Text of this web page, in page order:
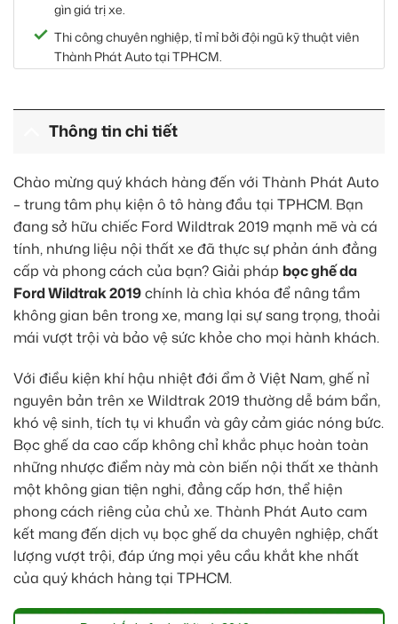
gìn giá trị xe.
Thi công chuyên nghiệp, tỉ mỉ bởi đội ngũ kỹ thuật viên
Thành Phát Auto tại TPHCM.
Thông tin chi tiết
Chào mừng quý khách hàng đến với Thành Phát Auto
– trung tâm phụ kiện ô tô hàng đầu tại TPHCM. Bạn
đang sở hữu chiếc Ford Wildtrak 2019 mạnh mẽ và cá
tính, nhưng liệu nội thất xe đã thực sự phản ánh đẳng
cấp và phong cách của bạn? Giải pháp bọc ghế da
Ford Wildtrak 2019chính là chìa khóa để nâng tầm
không gian bên trong xe, mang lại sự sang trọng, thoải
mái vượt trội và bảo vệ sức khỏe cho mọi hành khách.
Với điều kiện khí hậu nhiệt đới ẩm ở Việt Nam, ghế nỉ
nguyên bản trên xe Wildtrak 2019 thường dễ bám bẩn,
khó vệ sinh, tích tụ vi khuẩn và gây cảm giác nóng bức.
Bọc ghế da cao cấp không chỉ khắc phục hoàn toàn
những nhược điểm này mà còn biến nội thất xe thành
một không gian tiện nghi, đẳng cấp hơn, thể hiện
phong cách riêng của chủ xe. Thành Phát Auto cam
kết mang đến dịch vụ bọc ghế da chuyên nghiệp, chất
lượng vượt trội, đáp ứng mọi yêu cầu khắt khe nhất
của quý khách hàng tại TPHCM.